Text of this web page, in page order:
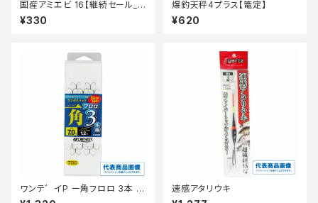
国産アミエビ 16【継続セール_
エサ】
¥330
爆釣天秤4プラス【篭定】
¥620
ワンテ゛イP ー角フロロ 3本 6.
5
速感アタリウキ